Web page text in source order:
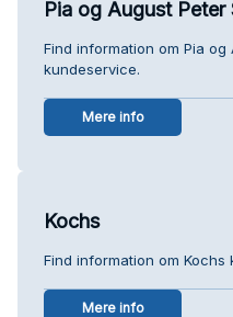
Pia og August Peter
Find information om Pia og
kundeservice.
Mere info
Kochs
Find information om Kochs
Mere info